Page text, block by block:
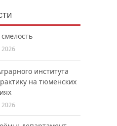
2026
института
на тюменских
2026